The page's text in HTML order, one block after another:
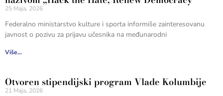
25 Maja, 2026
Federalno ministarstvo kulture i sporta informiše zainteresovanu
javnost o pozivu za prijavu učesnika na međunarodni
Više...
Otvoren stipendijski program Vlade Kolumbije
21 Maja, 2026